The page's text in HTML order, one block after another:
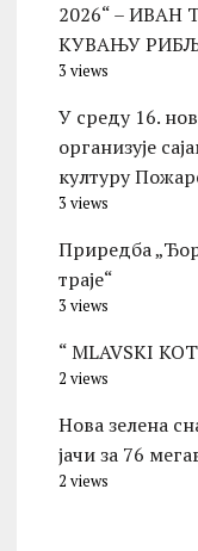
2026“ –
КУВАЊУ
3 views
У среду 16.
организује
културу
3 views
Приредба
траје“
3 views
“ MLAVSKI
2 views
Нова зелена
јачи за 76
2 views